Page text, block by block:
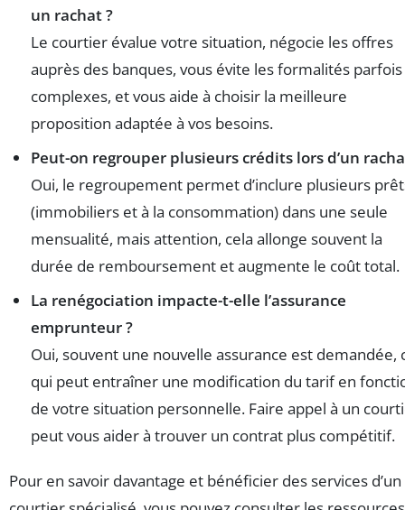
un rachat ?
Le courtier évalue votre situation, négocie les offres
auprès des banques, vous évite les formalités parfois
complexes, et vous aide à choisir la meilleure
proposition adaptée à vos besoins.
Peut-on regrouper plusieurs crédits lors d’un
Oui, le regroupement permet d’inclure plusieurs
(immobiliers et à la consommation) dans une seule
mensualité, mais attention, cela allonge souvent la
durée de remboursement et augmente le coût total.
La renégociation impacte-t-elle l’assurance
emprunteur ?
Oui, souvent une nouvelle assurance est demandée,
qui peut entraîner une modification du tarif en
de votre situation personnelle. Faire appel à un
peut vous aider à trouver un contrat plus compétitif.
Pour en savoir davantage et bénéficier des services d’un